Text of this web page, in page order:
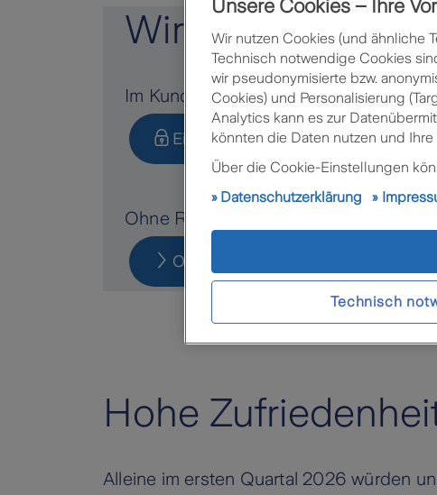
Wir sind für Sie
Im Kundenportal:
Einloggen App
Ohne Registrierung:
Online Schaden melden
Hohe
Alleine im ersten Quartal 2026 würden
Unsere Cookies – Ihre
Wir nutzen Cookies (und ähnliche
Technisch notwendige Cookies
wir pseudonymisierte bzw.
Cookies) und Personalisierung
Analytics kann es zur
könnten die Daten nutzen und
Über die Cookie-Einstellungen
Datenschutzerklärung
Technisch